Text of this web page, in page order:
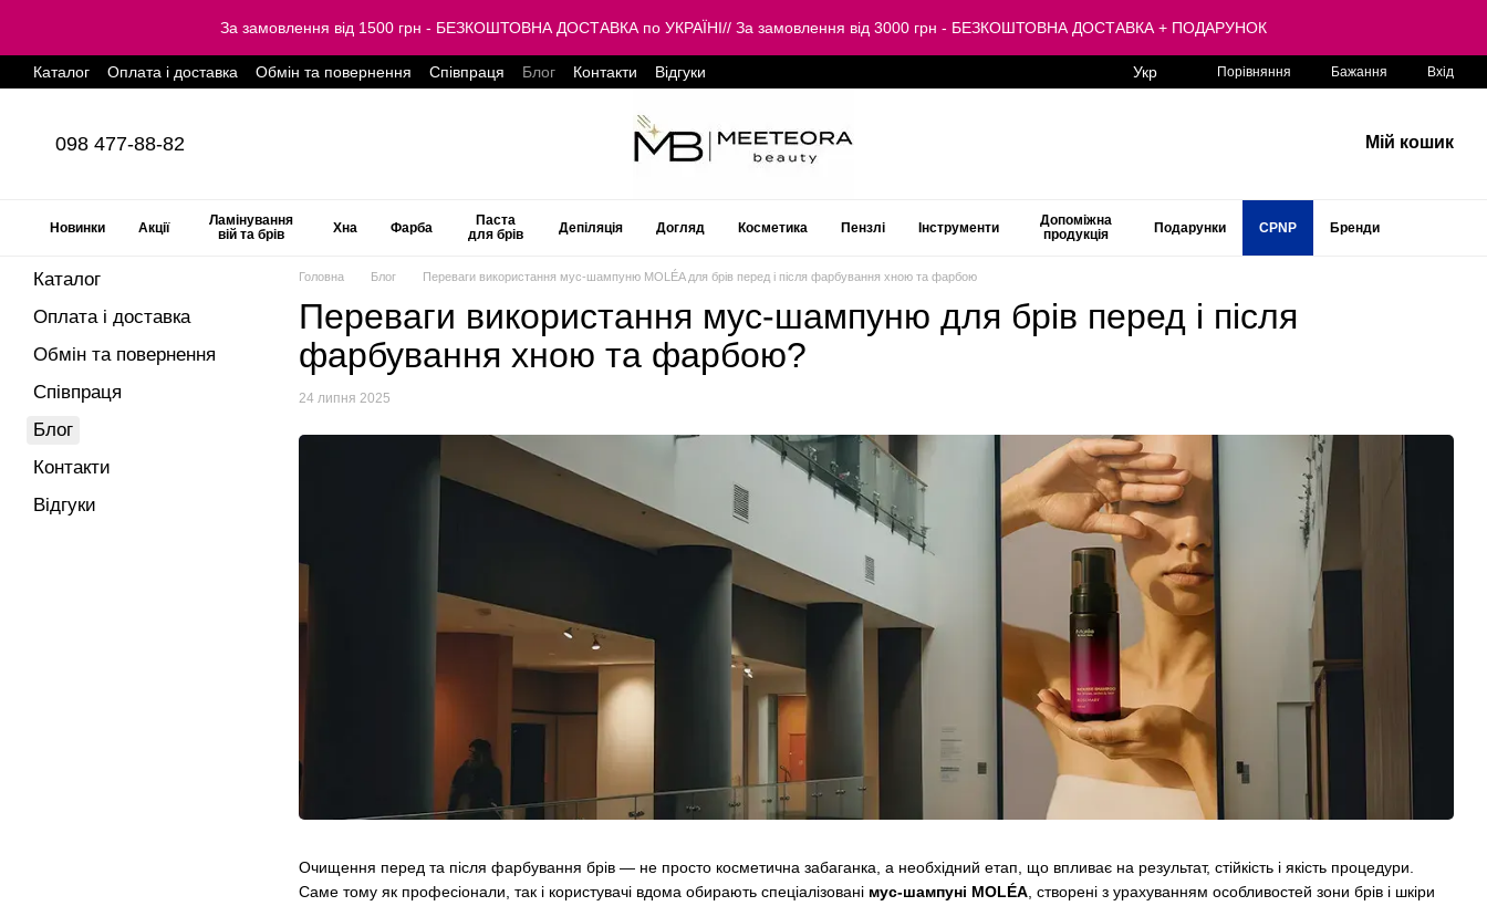
За замовлення від 1500 грн - БЕЗКОШТОВНА ДОСТАВКА по УКРАЇНІ// За замовлення від 3000 грн - БЕЗКОШТОВНА ДОСТАВКА + ПОДАРУНОК
Каталог Оплата і доставка Обмін та повернення Співпраця Блог Контакти Відгуки Укр Порівняння Бажання Вхід
098 477-88-82 Мій кошик
Новинки Акції
Ламінування
вій та брів
Хна Фарба
Паста
для брів
Депіляція Догляд Косметика Пензлі Інструменти
Допоміжна
продукція
Подарунки CPNP Бренди
Головна Блог Переваги використання мус-шампуню MOLÉA для брів перед і після фарбування хною та фарбою
Переваги використання мус-шампуню для брів перед і після
фарбування хною та фарбою?
24 липня 2025
Очищення перед та після фарбування брів — не просто косметична забаганка, а необхідний етап, що впливає на результат, стійкість і якість процедури.
Саме тому як професіонали, так і користувачі вдома обирають спеціалізовані мус-шампуні MOLÉA, створені з урахуванням особливостей зони брів і шкіри
Каталог
Оплата і доставка
Обмін та повернення
Співпраця
Блог
Контакти
Відгуки